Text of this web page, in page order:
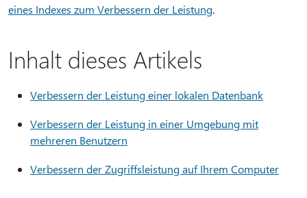
eines Indexes zum Verbessern der Leistung.
Inhalt dieses Artikels
Verbessern der Leistung einer lokalen Datenbank
Verbessern der Leistung in einer Umgebung mit
mehreren Benutzern
Verbessern der Zugriffsleistung auf Ihrem Computer